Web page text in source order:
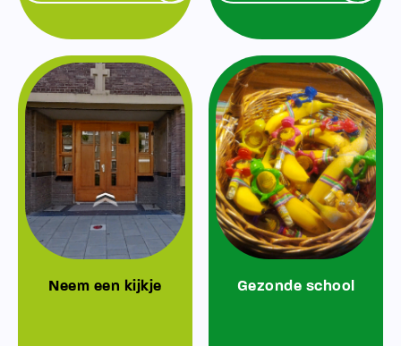
Neem een kijkje Gezonde school